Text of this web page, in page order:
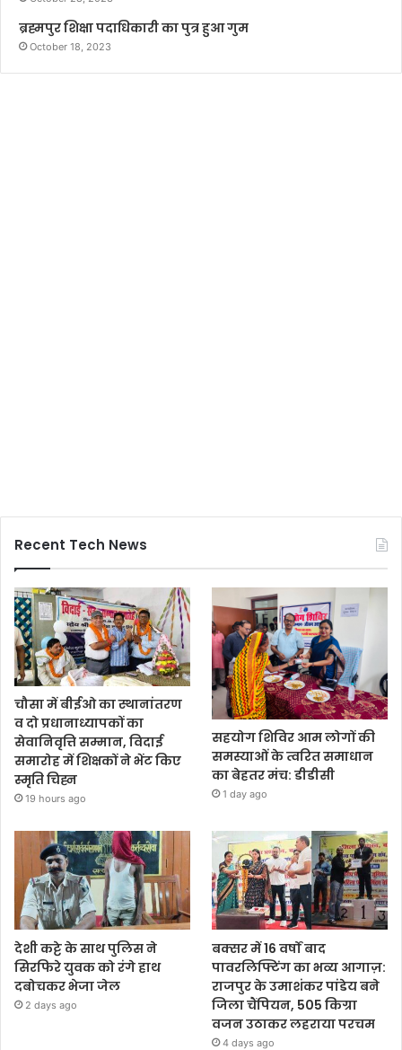
ब्रह्मपुर शिक्षा पदाधिकारी का पुत्र हुआ गुम
October 18, 2023
Recent Tech News
चौसा में बीईओ का स्थानांतरण
व दो प्रधानाध्यापकों का
सेवानिवृत्ति सम्मान, विदाई
समारोह में शिक्षकों ने भेंट किए
स्मृति चिह्न
19 hours ago
सहयोग शिविर आम लोगों की
समस्याओं के त्वरित समाधान
का बेहतर मंच: डीडीसी
1 day ago
देशी कट्टे के साथ पुलिस ने
सिरफिरे युवक को रंगे हाथ
दबोचकर भेजा जेल
2 days ago
बक्सर में 16 वर्षों बाद
पावरलिफ्टिंग का भव्य आगाज़:
राजपुर के उमाशंकर पांडेय बने
जिला चैंपियन, 505 किग्रा
वजन उठाकर लहराया परचम
4 days ago